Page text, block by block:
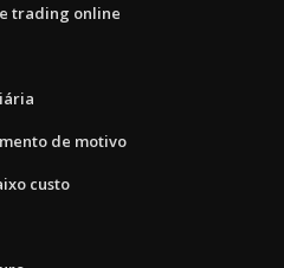
trading online
de motivo
custo